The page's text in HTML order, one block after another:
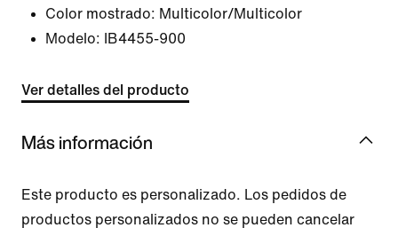
Color mostrado: Multicolor/Multicolor
Modelo:
IB4455-900
Ver detalles del producto
Más información
Este producto es personalizado. Los pedidos de
productos personalizados no se pueden cancelar